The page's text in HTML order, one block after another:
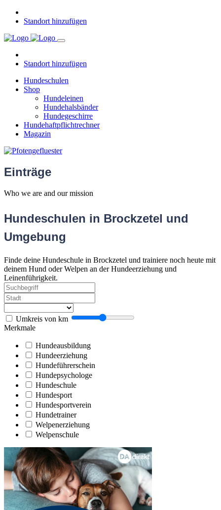
Standort hinzufügen
Standort hinzufügen
Hundeschulen
Shop
Hundeleinen
Hundehalsbänder
Hundegeschirre
Hundehaftpflichtrechner
Magazin
Einträge
Who we are and our mission
Hundeschulen in Brockzetel und
Umgebung
Finde deine Hundeschule in Brockzetel und trainiere noch heute mit
deinem Hund oder Welpen an der Hundeerziehung und
Leinenführigkeit.
Umkreis von km
Merkmale
Hundeausbildung
Hundeerziehung
Hundeführerschein
Hundepsychologe
Hundeschule
Hundesport
Hundesportverein
Hundetrainer
Welpenerziehung
Welpenschule